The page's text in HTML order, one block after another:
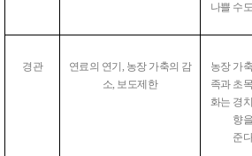
나쁠 수
경관
연료의 연기, 농장 가축의 감
소, 보도제한
농장 가
족과 초
화는 경
향을
준다